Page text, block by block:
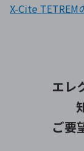
X-Cite TETREM
エレ
ご要